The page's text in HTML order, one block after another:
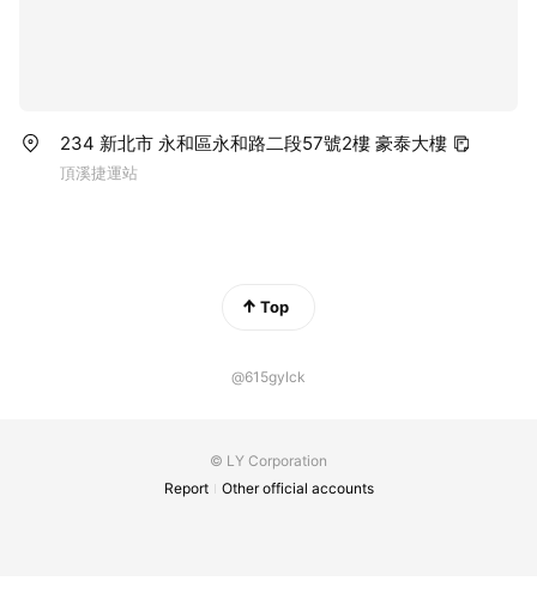
234 新北市 永和區永和路二段57號2樓 豪泰大樓
頂溪捷運站
Top
@615gylck
© LY Corporation
Report
Other official accounts